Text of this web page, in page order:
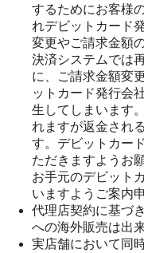
するためにお客様
れデビットカード
変更やご請求金額
決済システムでは
に、ご請求金額変
ットカード発行会
生してしまいます
れますが返金され
す。デビットカー
ただきますようお
お手元のデビット
いますようご案内
代理店契約に基づ
への海外販売は出
実店舗において同